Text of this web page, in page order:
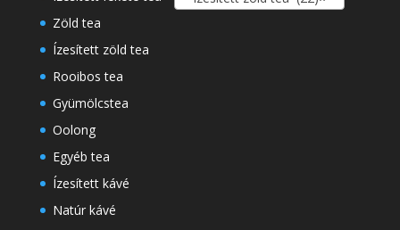
Zöld tea
Ízesített zöld tea
Rooibos tea
Gyümölcstea
Oolong
Egyéb tea
Ízesített kávé
Natúr kávé